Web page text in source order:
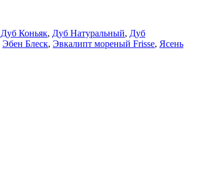
Дуб Коньяк, Дуб Натуральный, Дуб
Эбен Блеск, Эвкалипт мореный Frisse, Ясень